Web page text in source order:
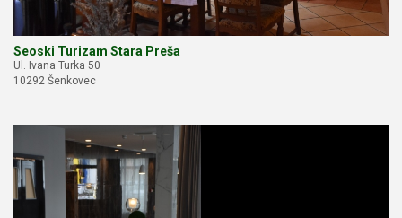
Seoski Turizam Stara Preša
Ul. Ivana Turka 50
10292 Šenkovec